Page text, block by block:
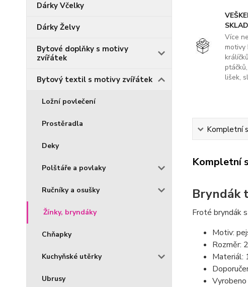
Dárky Včelky
Dárky Želvy
Bytové doplňky s motivy
zvířátek
Bytový textil s motivy zvířátek
Ložní povlečení
Prostěradla
Deky
Polštáře a povlaky
Ručníky a osušky
Žínky, bryndáky
Chňapky
Kuchyňské utěrky
Ubrusy
Více
motivy
lišek,
Kompletní
Kompletní
Bryndák
Froté bryndák
Motiv:
Rozměr:
Materiál: